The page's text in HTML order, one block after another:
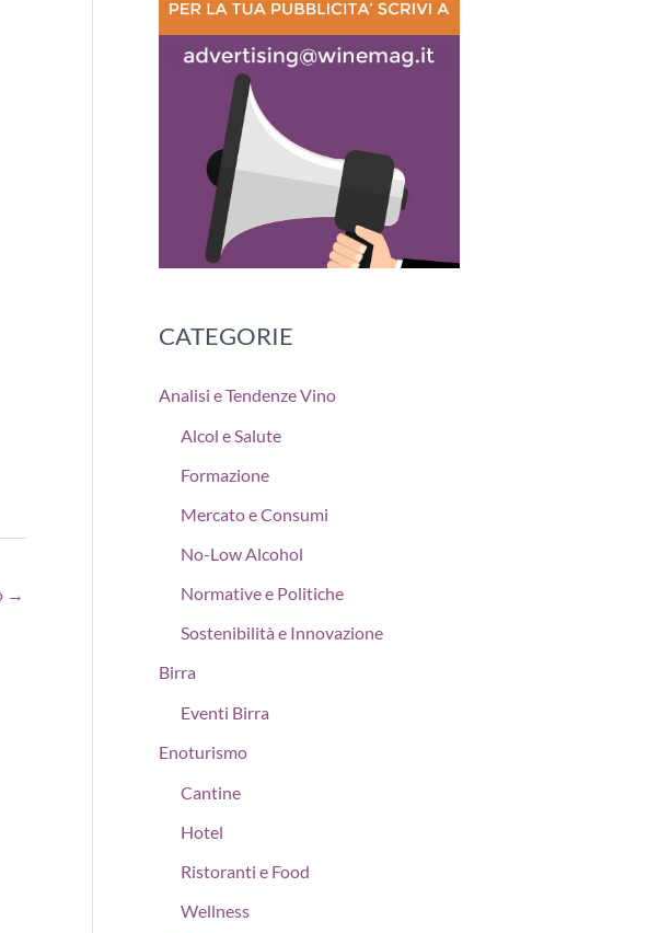
→
CATEGORIE
Analisi e Tendenze Vino
Alcol e Salute
Formazione
Mercato e Consumi
No-Low Alcohol
Normative e Politiche
Sostenibilità e Innovazione
Birra
Eventi Birra
Enoturismo
Cantine
Hotel
Ristoranti e Food
Wellness